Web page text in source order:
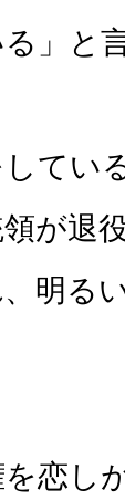
」と言
てい
が退
明る
恋し